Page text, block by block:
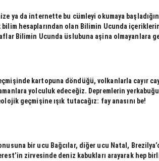
ya da internette bu cümleyi okumaya
bilim hesaplarından olan Bilimin Ucunda
Bilimin Ucunda üslubuna aşina olmayanlara
kartopuna döndüğü, volkanlarla cayır
yolculuk edeceğiz. Depremlerin
geçmişine ışık tutacağız: fay anasını be!
bir ucu Bağcılar, diğer ucu Natal,
zirvesinde deniz kabukları arayarak hep